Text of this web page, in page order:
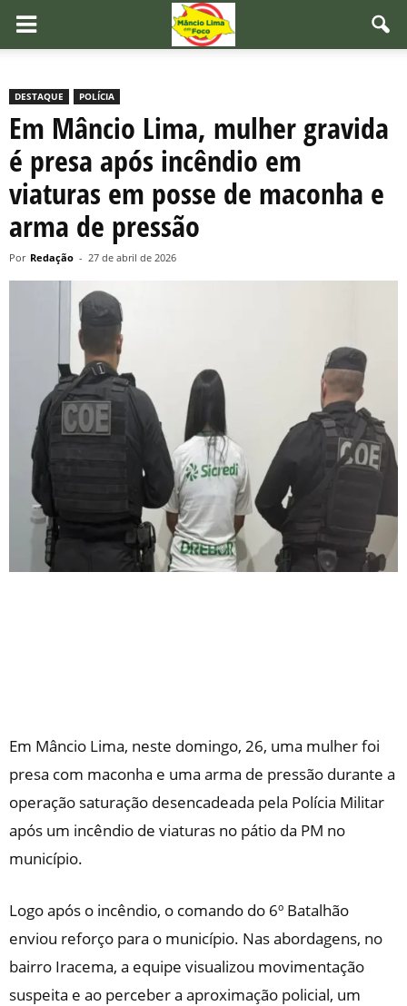
DESTAQUE POLÍCIA
Em Mâncio Lima, mulher gravida
é presa após incêndio em
viaturas em posse de maconha e
arma de pressão
Por Redação - 27 de abril de 2026
Em Mâncio Lima, neste domingo, 26, uma mulher foi
presa com maconha e uma arma de pressão durante a
operação saturação desencadeada pela Polícia Militar
após um incêndio de viaturas no pátio da PM no
município.
Logo após o incêndio, o comando do 6º Batalhão
enviou reforço para o município. Nas abordagens, no
bairro Iracema, a equipe visualizou movimentação
suspeita e ao perceber a aproximação policial, um